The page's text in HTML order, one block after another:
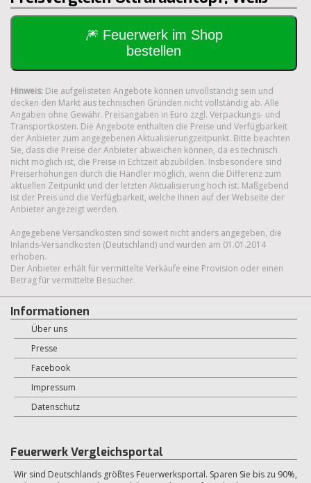
Klasse:
1.4S
🎆 Feuerwerk im Shop
bestellen
Hinweis: Die aufgelisteten Angebote können unvollständig sein und
decken den Markt aus technischen Gründen nicht vollständig ab. Alle
Angaben ohne Gewähr. Preisangaben in Euro zzgl. Verpackungs- und
Transportkosten. Die Angebote enthalten die Preise und Verfügbarkeit
der Anbieter zum angegebenen Aktualisierungzeitpunkt. Bitte beachten
Sie, dass die Preise der Anbieter abweichen können, da es technisch
nicht möglich ist, die Preise in Echtzeit abzubilden. Insbesondere sind
Preiserhöhungen durch die Händler möglich, wenn die Differenz zum
aktuellen Zeitpunkt und der letzten Aktualisierung hoch ist. Maßgebend
ist der Preis und die Verfügbarkeit, welche Ihnen auf der Webseite der
Anbieter angezeigt werden.
Angegebene Versandkosten sind soweit nicht anders angegeben, die
Inlands-Versandkosten (Deutschland) und wurden am 01.01.2014
erhoben.
Der Anbieter erhält für vermittelte Verkäufe eine Provision oder einen
Betrag für vermittelte Besucher.
Informationen
Über uns
Presse
Facebook
Impressum
Datenschutz
Feuerwerk Vergleichsportal
Wir sind Deutschlands größtes Feuerwerksportal. Sparen Sie bis zu 90%,